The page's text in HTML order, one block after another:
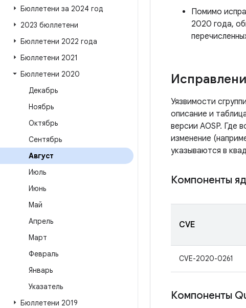
Бюллетени за 2024 год
2023 бюллетени
Бюллетени 2022 года
Бюллетени 2021
Бюллетени 2020
Декабрь
Ноябрь
Октябрь
Сентябрь
Август
Июль
Июнь
Май
Апрель
Март
Февраль
Январь
Указатель
Бюллетени 2019
Помимо
2020 года,
Уязвимости
описание и
версии AOSP. Где
изменение
указываются в
Компоненты
CVE
CVE-2020-0261
Компоненты